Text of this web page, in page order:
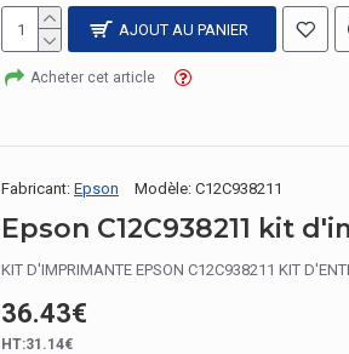
AJOUT AU PANIER
Acheter cet article
Fabricant: Epson Modèle: C12C938211
KIT D'IMPRIMANTE EPSON C12C938211 KIT
36.43€
HT:31.14€